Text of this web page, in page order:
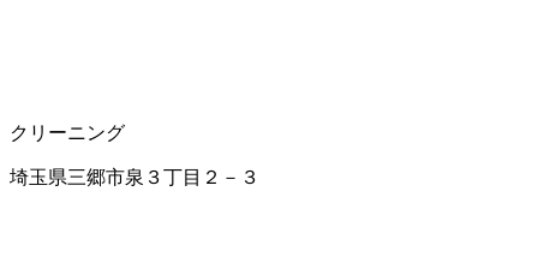
クリーニング
埼玉県三郷市泉３丁目２－３